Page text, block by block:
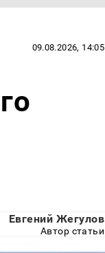
09.08.2026, 14:05
Евгений Жегулов
Автор статьи